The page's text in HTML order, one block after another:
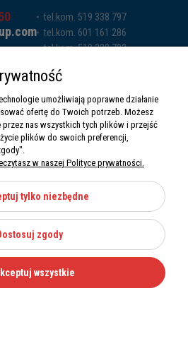
sp. k.
tel.kom. 519 338 797
tel.kom. 601 161 286
tel.kom. 519 338 793
umożliwiają poprawne działanie
ofertę do Twoich potrzeb. Możesz
nas wszystkich tych plików i przejść
plików do swoich preferencji,
w naszej Polityce prywatności.
tylko niezbędne
zgody
wszystkie